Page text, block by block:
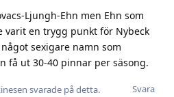
Ljungh-Ehn men Ehn som
varit en trygg punkt för Nybeck
sexigare namn som
få ut 30-40 pinnar per säsong.
Svara
svarade på detta.